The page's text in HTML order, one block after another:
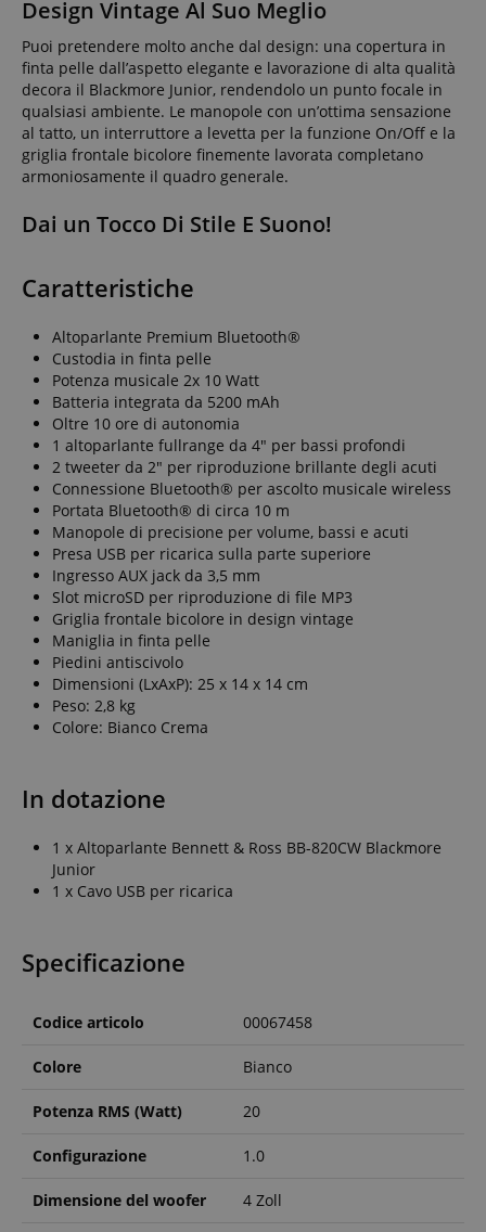
Design Vintage Al Suo Meglio
Puoi pretendere molto anche dal design: una copertura in
finta pelle dall’aspetto elegante e lavorazione di alta qualità
decora il Blackmore Junior, rendendolo un punto focale in
qualsiasi ambiente. Le manopole con un’ottima sensazione
al tatto, un interruttore a levetta per la funzione On/Off e la
griglia frontale bicolore finemente lavorata completano
armoniosamente il quadro generale.
Dai un Tocco Di Stile E Suono!
Caratteristiche
Altoparlante Premium Bluetooth®
Custodia in finta pelle
Potenza musicale 2x 10 Watt
Batteria integrata da 5200 mAh
Oltre 10 ore di autonomia
1 altoparlante fullrange da 4" per bassi profondi
2 tweeter da 2" per riproduzione brillante degli acuti
Connessione Bluetooth® per ascolto musicale wireless
Portata Bluetooth® di circa 10 m
Manopole di precisione per volume, bassi e acuti
Presa USB per ricarica sulla parte superiore
Ingresso AUX jack da 3,5 mm
Slot microSD per riproduzione di file MP3
Griglia frontale bicolore in design vintage
Maniglia in finta pelle
Piedini antiscivolo
Dimensioni (LxAxP): 25 x 14 x 14 cm
Peso: 2,8 kg
Colore: Bianco Crema
In dotazione
1 x Altoparlante Bennett & Ross BB-820CW Blackmore
Junior
1 x Cavo USB per ricarica
Specificazione
Codice articolo 00067458
Colore Bianco
Potenza RMS (Watt) 20
Configurazione 1.0
Dimensione del woofer 4 Zoll